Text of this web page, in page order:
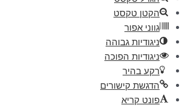
הקטן טקסט
גווני אפור
ניגודיות גבוהה
ניגודיות הפוכה
רקע בהיר
הדגשת קישורים
פונט קריא